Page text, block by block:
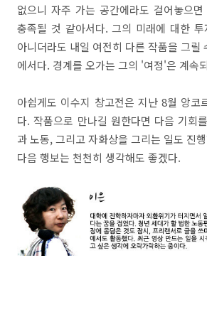
없으니 자주 가는 공간에라도 걸어놓으
충족될 것 같아서다. 그의 미래에 대한
아니더라도 내일 여전히 다른 작품을 그릴
에서다. 경계를 오가는 그의 '여정'은 계속
아쉽게도 이수지 창고전은 지난 8월 앙코
다. 작품으로 만나길 원한다면 다음 기회
과 노동, 그리고 자화상을 그리는 일도 진
다음 행보는 천천히 생각해도 좋겠다.